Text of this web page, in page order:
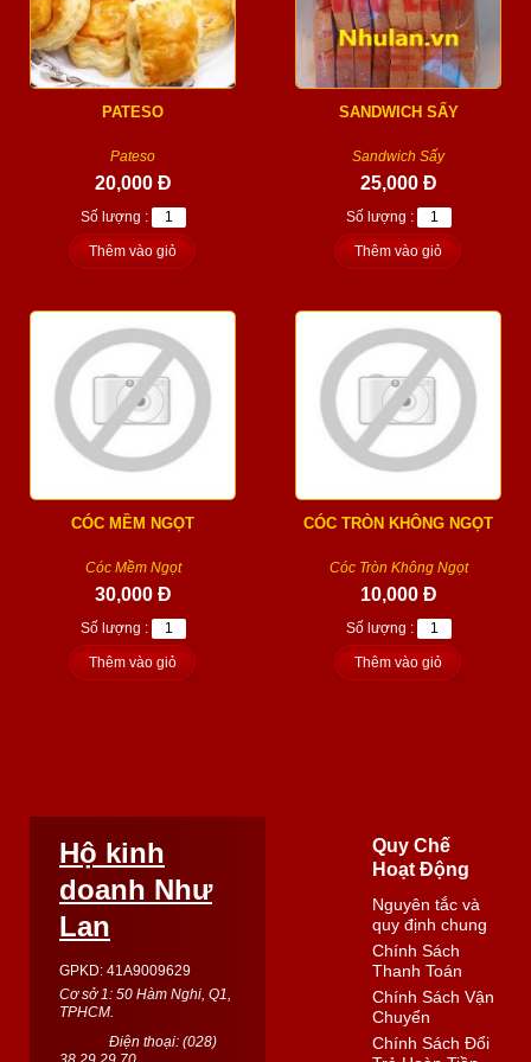
PATESO
Pateso
20,000 Đ
Số lượng :
Thêm vào giỏ
SANDWICH SẤY
Sandwich Sấy
25,000 Đ
Số lượng :
Thêm vào giỏ
CÓC MỀM NGỌT
Cóc Mềm Ngọt
30,000 Đ
Số lượng :
Thêm vào giỏ
CÓC TRÒN KHÔNG NGỌT
Cóc Tròn Không Ngọt
10,000 Đ
Số lượng :
Thêm vào giỏ
Hộ kinh
doanh Như
Lan
GPKD: 41A9009629
Cơ sở 1: 50 Hàm Nghi, Q1,
TPHCM.
Điện thoại: (028)
Quy Chế
Hoạt Động
Nguyên tắc và
quy định chung
Chính Sách
Thanh Toán
Chính Sách Vận
Chuyển
Chính Sách Đổi